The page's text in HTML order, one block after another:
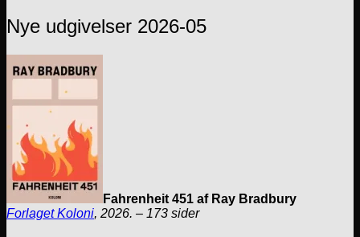
Nye udgivelser 2026-05
Fahrenheit 451 af Ray Bradbury
Forlaget Koloni, 2026. – 173 sider